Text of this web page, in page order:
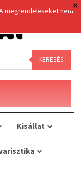
KERESÉS
Kisállat
megrendeléseket nem